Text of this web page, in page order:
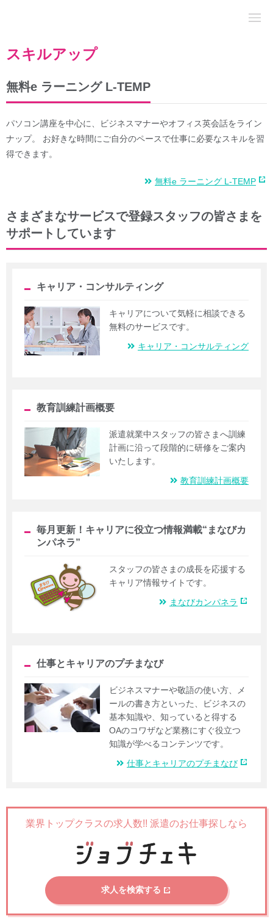
スキルアップ
無料e ラーニング L-TEMP
パソコン講座を中心に、ビジネスマナーやオフィス英会話をライン
ナップ。 お好きな時間にご自分のペースで仕事に必要なスキルを習
得できます。
無料e ラーニング L-TEMP
さまざまなサービスで登録スタッフの皆さまを
サポートしています
キャリア・コンサルティング
キャリアについて気軽に相談できる
無料のサービスです。
キャリア・コンサルティング
教育訓練計画概要
派遣就業中スタッフの皆さまへ訓練
計画に沿って段階的に研修をご案内
いたします。
教育訓練計画概要
毎月更新！キャリアに役立つ情報満載“まなびカ
ンパネラ”
スタッフの皆さまの成長を応援する
キャリア情報サイトです。
まなびカンパネラ
仕事とキャリアのプチまなび
ビジネスマナーや敬語の使い方、メ
ールの書き方といった、ビジネスの
基本知識や、知っていると得する
OAのコワザなど業務にすぐ役立つ
知識が学べるコンテンツです。
仕事とキャリアのプチまなび
業界トップクラスの求人数!! 派遣のお仕事探しなら
求人を検索する